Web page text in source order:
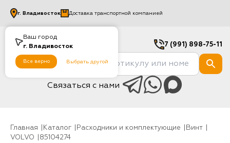
Ваш город
г. Владивосток
Все верно Выбрать другой
г. Владивосток Доставка транспортной компанией
7 (991) 898-75-11
Связаться с нами
Главная Каталог Расходники и комплектующие
винт
VOLVO
85104274